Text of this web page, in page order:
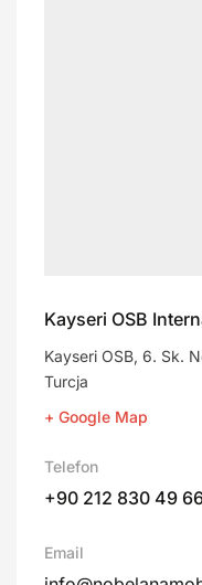
Kayseri OSB
Kayseri OSB, 6. Sk.
Turcja
+ Google Map
Telefon
+90 212 830 49
Email